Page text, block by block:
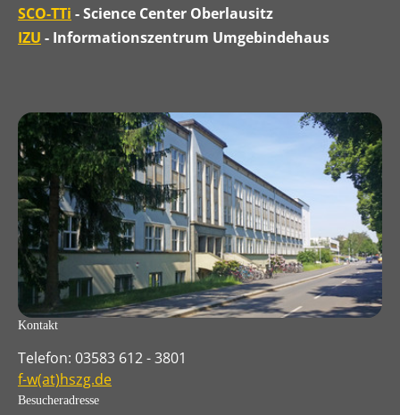
SCO-TTi - Science Center Oberlausitz
IZU - Informationszentrum Umgebindehaus
Kontakt
Telefon: 03583 612 - 3801
f-w(at)hszg.de
Besucheradresse